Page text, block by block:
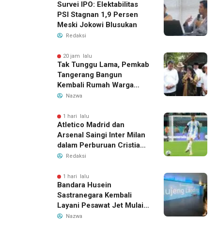
Survei IPO: Elektabilitas
PSI Stagnan 1,9 Persen
Meski Jokowi Blusukan
Redaksi
20 jam lalu
Tak Tunggu Lama, Pemkab
Tangerang Bangun
Kembali Rumah Warga
yang Roboh Akibat Puting
Nazwa
1 hari lalu
Atletico Madrid dan
Arsenal Saingi Inter Milan
dalam Perburuan Cristian
Romero, Transfer Bek
Redaksi
1 hari lalu
Bandara Husein
Sastranegara Kembali
Layani Pesawat Jet Mulai
14 Agustus 2026, Garuda
Nazwa